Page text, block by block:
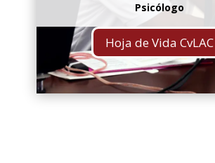
Psicólogo
Hoja de Vida CvLAC